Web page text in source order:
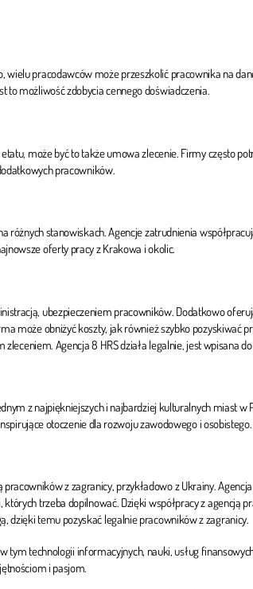
pracodawców może przeszkolić pracownika na
to możliwość zdobycia cennego doświadczenia.
może być to także umowa zlecenie. Firmy często
pracowników.
stanowiskach. Agencje zatrudnienia
oferty pracy z Krakowa i okolic.
ubezpieczeniem pracowników. Dodatkowo
może obniżyć koszty, jak również szybko pozyskiwać
Agencja 8 HRS działa legalnie, jest wpisana
z najpiękniejszych i najbardziej kulturalnych miast
otoczenie dla rozwoju zawodowego i osobistego.
z zagranicy, przykładowo z Ukrainy.
trzeba dopilnować. Dzięki współpracy z agencją
dzięki temu pozyskać legalnie pracowników z zagranicy.
technologii informacyjnych, nauki, usług
i pasjom.